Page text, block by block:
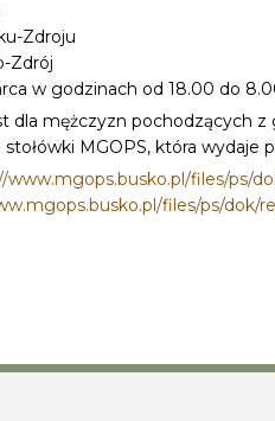
Zdroju
Zdrój
w godzinach od 18.00 do
dla mężczyzn pochodzących z
MGOPS, która wydaje
www.mgops.busko.pl/files/ps/
files/ps/dok/